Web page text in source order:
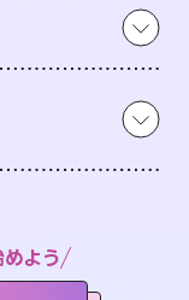
よう